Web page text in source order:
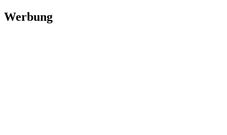
Werbung